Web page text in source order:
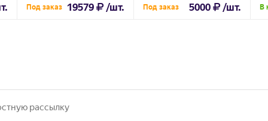
Под заказ 19579 /шт. Под заказ 5000 /шт. В